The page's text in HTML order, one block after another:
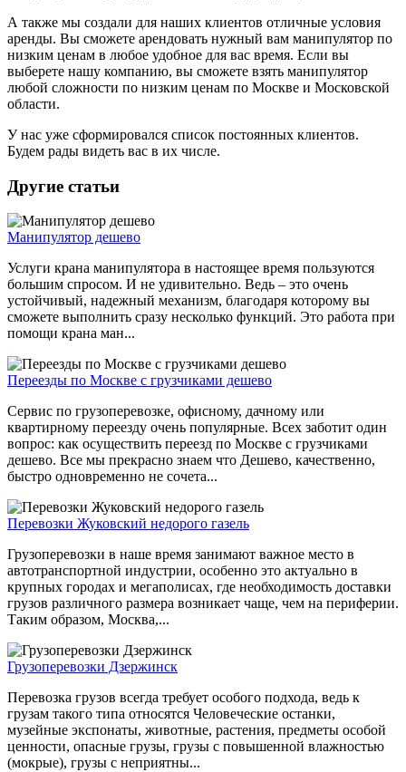
А также мы создали для наших клиентов отличные условия
аренды. Вы сможете арендовать нужный вам манипулятор по
низким ценам в любое удобное для вас время. Если вы
выберете нашу компанию, вы сможете взять манипулятор
любой сложности по низким ценам по Москве и Московской
области.
У нас уже сформировался список постоянных клиентов.
Будем рады видеть вас в их числе.
Другие статьи
Манипулятор дешево
Услуги крана манипулятора в настоящее время пользуются
большим спросом. И не удивительно. Ведь – это очень
устойчивый, надежный механизм, благодаря которому вы
сможете выполнить сразу несколько функций. Это работа при
помощи крана ман...
Переезды по Москве с грузчиками дешево
Сервис по грузоперевозке, офисному, дачному или
квартирному переезду очень популярные. Всех заботит один
вопрос: как осуществить переезд по Москве с грузчиками
дешево. Все мы прекрасно знаем что Дешево, качественно,
быстро одновременно не сочета...
Перевозки Жуковский недорого газель
Грузоперевозки в наше время занимают важное место в
автотранспортной индустрии, особенно это актуально в
крупных городах и мегаполисах, где необходимость доставки
грузов различного размера возникает чаще, чем на периферии.
Таким образом, Москва,...
Грузоперевозки Дзержинск
Перевозка грузов всегда требует особого подхода, ведь к
грузам такого типа относятся Человеческие останки,
музейные экспонаты, животные, растения, предметы особой
ценности, опасные грузы, грузы с повышенной влажностью
(мокрые), грузы с неприятны...